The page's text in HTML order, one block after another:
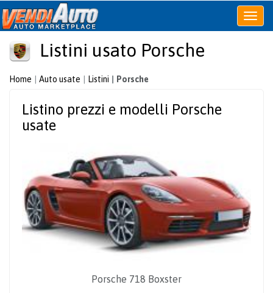
Apri
o
Listini usato Porsche
Home Auto usate Listini Porsche
Listino prezzi e modelli Porsche
usate
Porsche 718 Boxster